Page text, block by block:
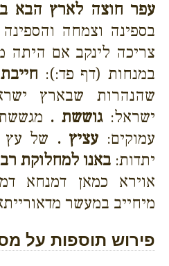
עפר חוצה לארץ הבא
בספינה וצמחה
צריכה לינקב אם היתה
במנחות (דף פד:):
שהנהרות שבארץ
ישראל:גוששת .
עמוקים: עציץ . של עץ
יתדות:באנו למחלוקת
אוירא כמאן דמנחא
מיחייב במעשר
פירוש תוספות על